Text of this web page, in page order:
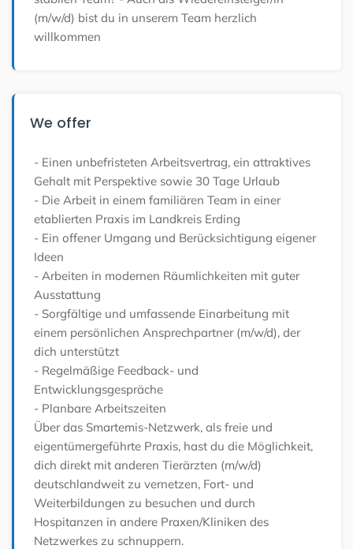
(m/w/d) bist du in unserem Team herzlich
willkommen
We offer
- Einen unbefristeten Arbeitsvertrag, ein attraktives
Gehalt mit Perspektive sowie 30 Tage Urlaub
- Die Arbeit in einem familiären Team in einer
etablierten Praxis im Landkreis Erding
- Ein offener Umgang und Berücksichtigung eigener
Ideen
- Arbeiten in modernen Räumlichkeiten mit guter
Ausstattung
- Sorgfältige und umfassende Einarbeitung mit
einem persönlichen Ansprechpartner (m/w/d), der
dich unterstützt
- Regelmäßige Feedback- und
Entwicklungsgespräche
- Planbare Arbeitszeiten
Über das Smartemis-Netzwerk, als freie und
eigentümergeführte Praxis, hast du die Möglichkeit,
dich direkt mit anderen Tierärzten (m/w/d)
deutschlandweit zu vernetzen, Fort- und
Weiterbildungen zu besuchen und durch
Hospitanzen in andere Praxen/Kliniken des
Netzwerkes zu schnuppern.